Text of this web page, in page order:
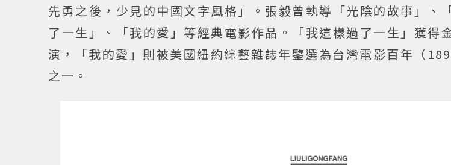
先勇之後，少見的中國文字風格」。張毅曾執導「光陰的故事」、
了一生」、「我的愛」等經典電影作品。「我這樣過了一生」獲得
演，「我的愛」則被美國紐約綜藝雜誌年鑒選為台灣電影百年（
之一。